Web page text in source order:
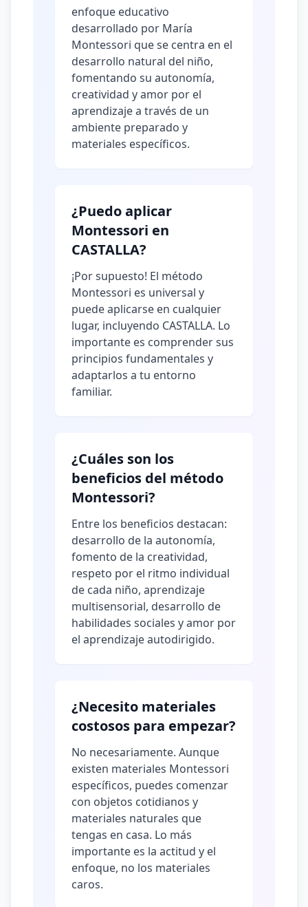
enfoque educativo
desarrollado por María
Montessori que se centra en el
desarrollo natural del niño,
fomentando su autonomía,
creatividad y amor por el
aprendizaje a través de un
ambiente preparado y
materiales específicos.
¿Puedo aplicar
Montessori en
CASTALLA?
¡Por supuesto! El método
Montessori es universal y
puede aplicarse en cualquier
lugar, incluyendo CASTALLA. Lo
importante es comprender sus
principios fundamentales y
adaptarlos a tu entorno
familiar.
¿Cuáles son los
beneficios del método
Montessori?
Entre los beneficios destacan:
desarrollo de la autonomía,
fomento de la creatividad,
respeto por el ritmo individual
de cada niño, aprendizaje
multisensorial, desarrollo de
habilidades sociales y amor por
el aprendizaje autodirigido.
¿Necesito materiales
costosos para empezar?
No necesariamente. Aunque
existen materiales Montessori
específicos, puedes comenzar
con objetos cotidianos y
materiales naturales que
tengas en casa. Lo más
importante es la actitud y el
enfoque, no los materiales
caros.